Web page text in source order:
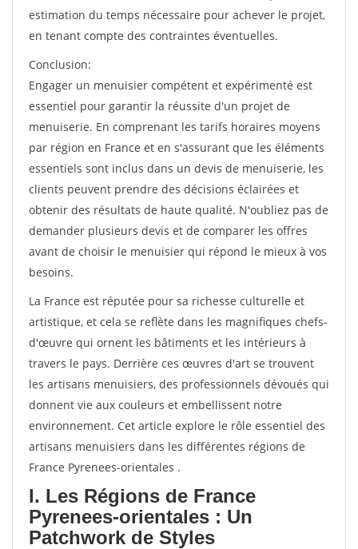
estimation du temps nécessaire pour achever le projet,
en tenant compte des contraintes éventuelles.
Conclusion:
Engager un menuisier compétent et expérimenté est
essentiel pour garantir la réussite d'un projet de
menuiserie. En comprenant les tarifs horaires moyens
par région en France et en s'assurant que les éléments
essentiels sont inclus dans un devis de menuiserie, les
clients peuvent prendre des décisions éclairées et
obtenir des résultats de haute qualité. N'oubliez pas de
demander plusieurs devis et de comparer les offres
avant de choisir le menuisier qui répond le mieux à vos
besoins.
La France est réputée pour sa richesse culturelle et
artistique, et cela se reflète dans les magnifiques chefs-
d'œuvre qui ornent les bâtiments et les intérieurs à
travers le pays. Derrière ces œuvres d'art se trouvent
les artisans menuisiers, des professionnels dévoués qui
donnent vie aux couleurs et embellissent notre
environnement. Cet article explore le rôle essentiel des
artisans menuisiers dans les différentes régions de
France Pyrenees-orientales .
I. Les Régions de France
Pyrenees-orientales : Un
Patchwork de Styles